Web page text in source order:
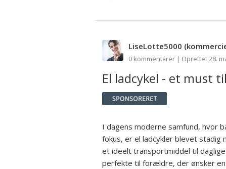
LiseLotte5000
0 kommentarer | Oprettet 28.
El ladcykel - et must
I dagens moderne samfund, hvor
fokus, er el ladcykler blevet stadig
et ideelt transportmiddel til
perfekte til forældre, der ønsker en